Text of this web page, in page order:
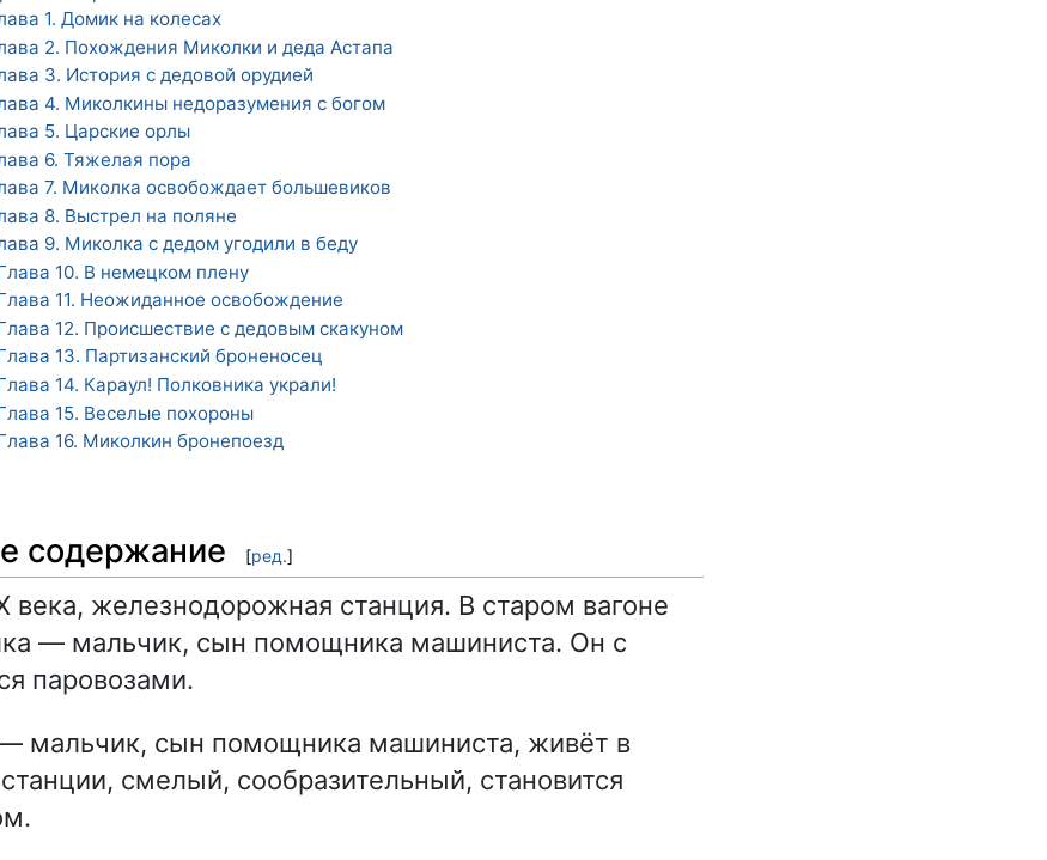
1. Домик на колесах
2. Похождения Миколки и деда Астапа
3. История с дедовой орудией
4. Миколкины недоразумения с богом
5. Царские орлы
6. Тяжелая пора
7. Миколка освобождает большевиков
8. Выстрел на поляне
9. Миколка с дедом угодили в беду
10. В немецком плену
11. Неожиданное освобождение
12. Происшествие с дедовым скакуном
13. Партизанский броненосец
14. Караул! Полковника украли!
15. Веселые похороны
16. Миколкин бронепоезд
содержание [ред.]
века, железнодорожная станция. В старом вагоне
— мальчик, сын помощника машиниста. Он с
паровозами.
мальчик, сын помощника машиниста, живёт в
смелый, сообразительный, становится